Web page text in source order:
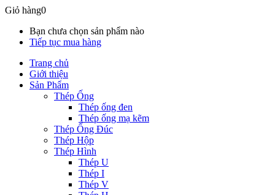
Giỏ hàng0
Bạn chưa chọn sản phẩm nào
Tiếp tục mua hàng
Trang chủ
Giới thiệu
Sản Phẩm
Thép Ống
Thép ống đen
Thép ống mạ kẽm
Thép Ống Đúc
Thép Hộp
Thép Hình
Thép U
Thép I
Thép V